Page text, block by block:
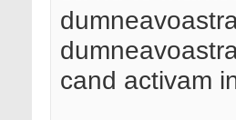
cand activam